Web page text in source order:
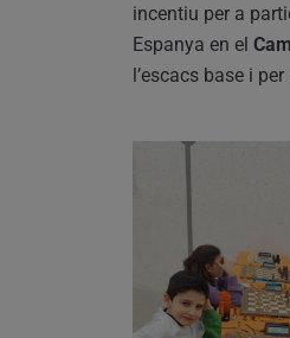
incentiu per a
Espanya en el
l’escacs base i